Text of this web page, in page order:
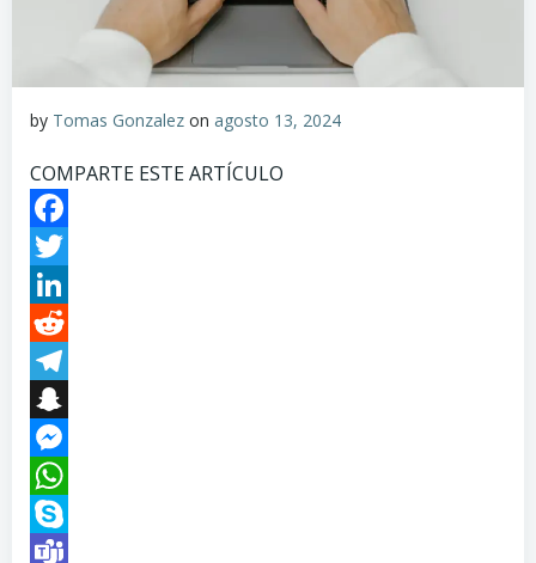
by Tomas Gonzalez on agosto 13, 2024
COMPARTE ESTE ARTÍCULO
Facebook
Twitter
LinkedIn
Reddit
Telegram
Snapchat
Messenger
WhatsApp
Skype